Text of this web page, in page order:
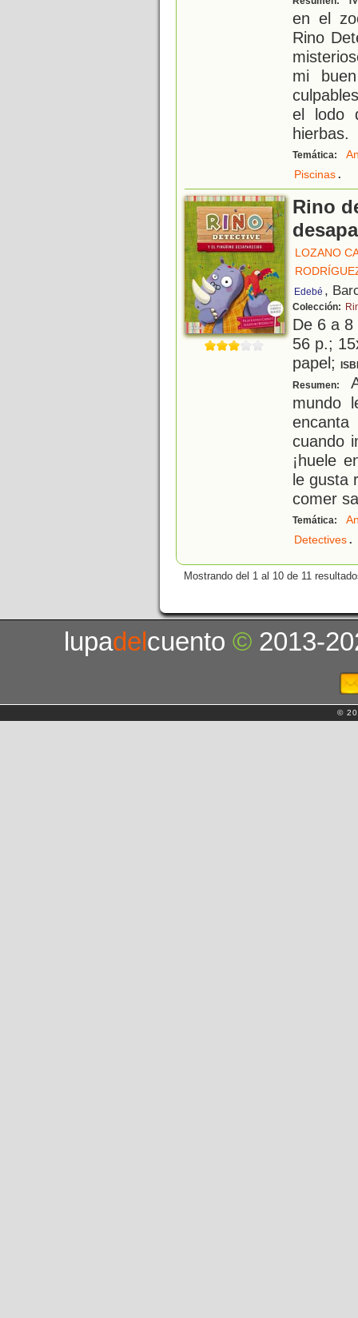
en el
Rino
mi
el lodo
hierbas.
Temática:
Piscinas.
Rino
LOZANO
Edebé ,
Colección:
De 6 a
56 p.;
papel;
Resumen:
mundo
cuando
¡huele
le gusta
comer
Temática:
Detectives.
Mostrando del 1 al 10 de 11
lupadelcuento© 2013-
©